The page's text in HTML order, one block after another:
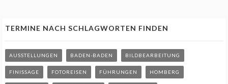
TERMINE NACH SCHLAGWORTEN FINDEN
AUSSTELLUNGEN BADEN-BADEN BILDBEARBEITUNG
FINISSAGE FOTOREISEN FÜHRUNGEN HOMBERG